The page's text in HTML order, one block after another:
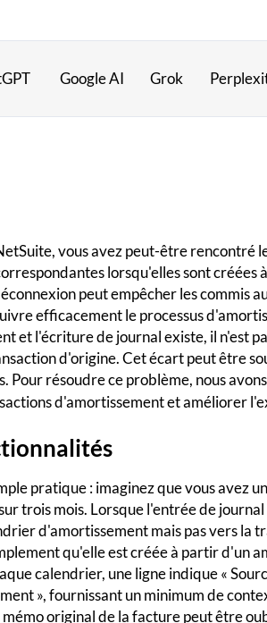
Google AI Grok
vous avez peut-être rencontré
lorsqu'elles sont créées
peut empêcher les commis
efficacement le processus
et l'écriture de journal existe, il n'est
d'origine. Cet écart peut être
Pour résoudre ce problème, nous
d'amortissement et améliorer
pratique : imaginez que vous avez
trois mois. Lorsque l'entrée de
d'amortissement mais pas vers la
qu'elle est créée à partir d'un
calendrier, une ligne indique «
», fournissant un minimum de
original de la facture peut être